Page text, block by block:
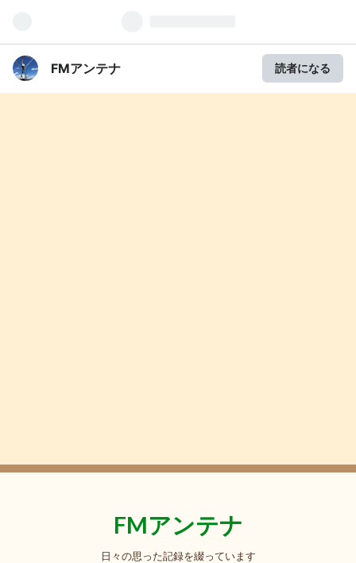
FMアンテナ 読者になる
FMアンテナ
日々の思った記録を綴っています